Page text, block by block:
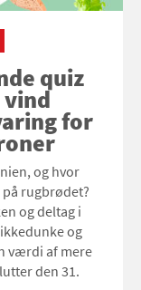
quiz
vind
for
og hvor
rugbrødet?
og deltag i
og
værdi af mere
den 31.